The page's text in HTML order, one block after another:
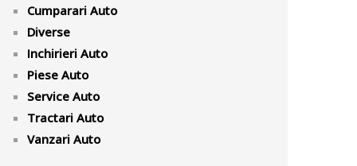
Cumparari Auto
Diverse
Inchirieri Auto
Piese Auto
Service Auto
Tractari Auto
Vanzari Auto